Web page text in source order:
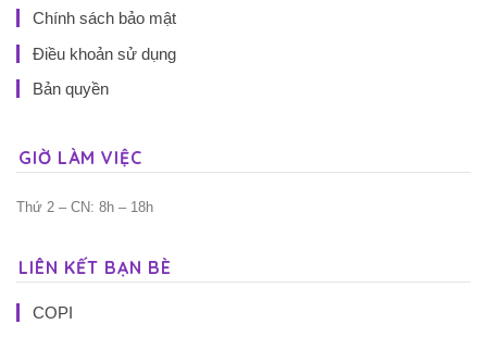
Chính sách bảo mật
Điều khoản sử dụng
Bản quyền
GIỜ LÀM VIỆC
Thứ 2 – CN: 8h – 18h
LIÊN KẾT BẠN BÈ
COPI